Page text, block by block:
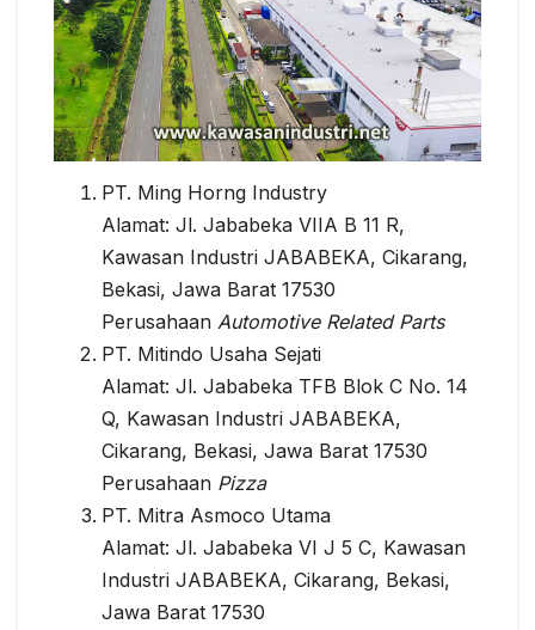
PT. Ming Horng Industry
Alamat: Jl. Jababeka VIIA B 11 R,
Kawasan Industri JABABEKA, Cikarang,
Bekasi, Jawa Barat 17530
Perusahaan Automotive Related Parts
PT. Mitindo Usaha Sejati
Alamat: Jl. Jababeka TFB Blok C No. 14
Q, Kawasan Industri JABABEKA,
Cikarang, Bekasi, Jawa Barat 17530
Perusahaan Pizza
PT. Mitra Asmoco Utama
Alamat: Jl. Jababeka VI J 5 C, Kawasan
Industri JABABEKA, Cikarang, Bekasi,
Jawa Barat 17530